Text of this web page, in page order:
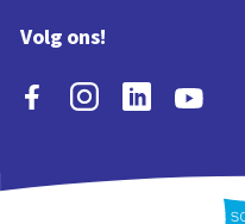
Volg ons!